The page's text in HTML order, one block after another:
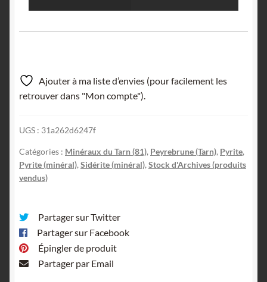
Ajouter à ma liste d’envies (pour facilement les
retrouver dans "Mon compte").
UGS : 31a262d6247f
Catégories : Minéraux du Tarn (81), Peyrebrune (Tarn), Pyrite,
Pyrite (minéral), Sidérite (minéral), Stock d'Archives (produits
vendus)
Partager sur Twitter
Partager sur Facebook
Épingler de produit
Partager par Email